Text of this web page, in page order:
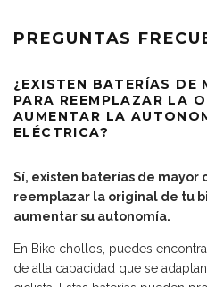
PREGUNTAS
¿EXISTEN BATERÍAS DE
PARA REEMPLAZAR LA
AUMENTAR LA
ELÉCTRICA?
Sí, existen baterías de mayor
reemplazar la original de tu
aumentar su autonomía.
En Bike chollos, puedes
de alta capacidad que se